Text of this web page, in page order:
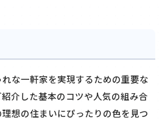
な一軒家を実現するための重要な
介した基本のコツや人気の組み合
想の住まいにぴったりの色を見つ